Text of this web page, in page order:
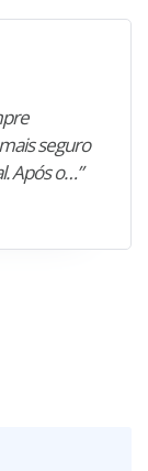
seguro
Após o…”